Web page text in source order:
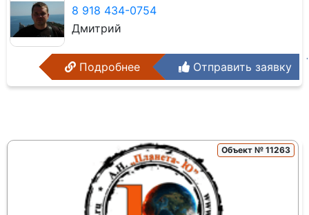
8 918 434-0754
Дмитрий
Подробнее Отправить заявку
Объект № 11263